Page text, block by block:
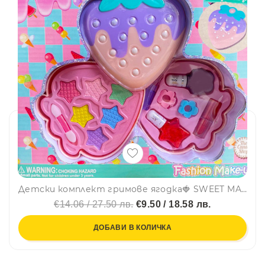
Детски комплект гримове ягодка🍓 SWEET MAKEUP CANDY 10411, палитра
€14.06 / 27.50 лв.€9.50 / 18.58 лв.
ДОБАВИ В КОЛИЧКА